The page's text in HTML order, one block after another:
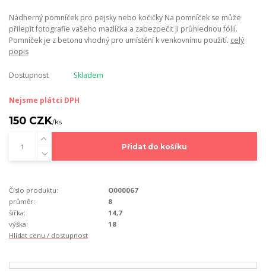
Nádherný pomníček pro pejsky nebo kočičky Na pomníček se může
přilepit fotografie vašeho mazlíčka a zabezpečit ji průhlednou fólií.
Pomníček je z betonu vhodný pro umístění k venkovnímu použití. celý
popis
Dostupnost Skladem
Nejsme plátci DPH
150 CZK/ks
Přidat do košíku
Číslo produktu:
O000067
průměr:
8
šířka:
14,7
výška:
18
Hlídat cenu / dostupnost